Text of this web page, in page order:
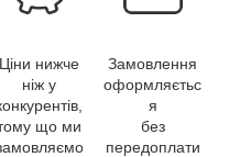
Ціни нижче
ніж у
що ми
Замовлення
оформляєтьс
я
без
передоплати